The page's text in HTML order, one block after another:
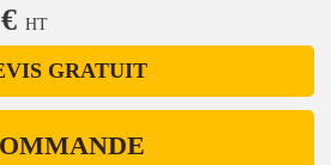
HT
GRATUIT